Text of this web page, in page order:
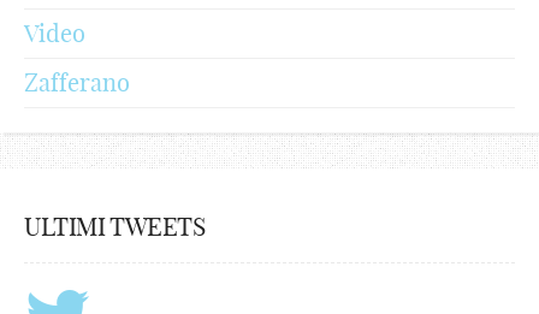
Video
Zafferano
ULTIMI TWEETS